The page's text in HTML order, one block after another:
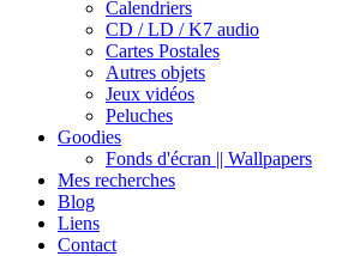
Calendriers
CD / LD / K7 audio
Cartes Postales
Autres objets
Jeux vidéos
Peluches
Goodies
Fonds d'écran || Wallpapers
Mes recherches
Blog
Liens
Contact